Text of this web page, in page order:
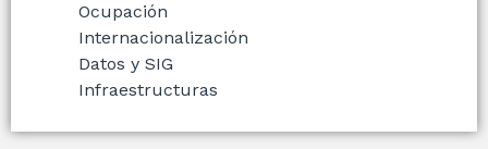
Ocupación
Internacionalización
Datos y SIG
Infraestructuras